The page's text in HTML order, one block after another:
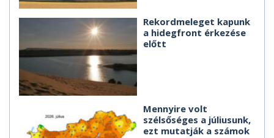
Rekordmeleget kapunk
a hidegfront érkezése
előtt
Mennyire volt
szélsőséges a júliusunk,
ezt mutatják a számok